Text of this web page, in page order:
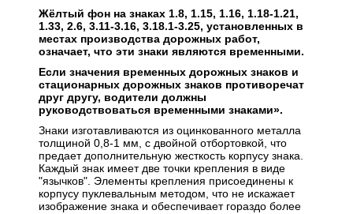
Жёлтый фон на знаках 1.8, 1.15, 1.16, 1.18-1.21,
1.33, 2.6, 3.11-3.16, 3.18.1-3.25, установленных в
местах производства дорожных работ,
означает, что эти знаки являются временными.
Если значения временных дорожных знаков и
стационарных дорожных знаков противоречат
друг другу, водители должны
руководствоваться временными знаками».
Знаки изготавливаются из оцинкованного металла
толщиной 0,8-1 мм, с двойной отбортовкой, что
предает дополнительную жесткость корпусу знака.
Каждый знак имеет две точки крепления в виде
"язычков". Элементы крепления присоединены к
корпусу пуклевальным методом, что не искажает
изображение знака и обеспечивает гораздо более